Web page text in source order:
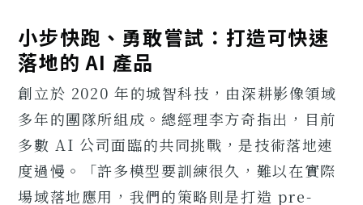
小步快跑、勇敢嘗試：打造可快速
落地的 AI 產品
創立於 2020 年的城智科技，由深耕影像領域
多年的團隊所組成。總經理李方奇指出，目前
多數 AI 公司面臨的共同挑戰，是技術落地速
度過慢。「許多模型要訓練很久，難以在實際
場域落地應用，我們的策略則是打造 pre-